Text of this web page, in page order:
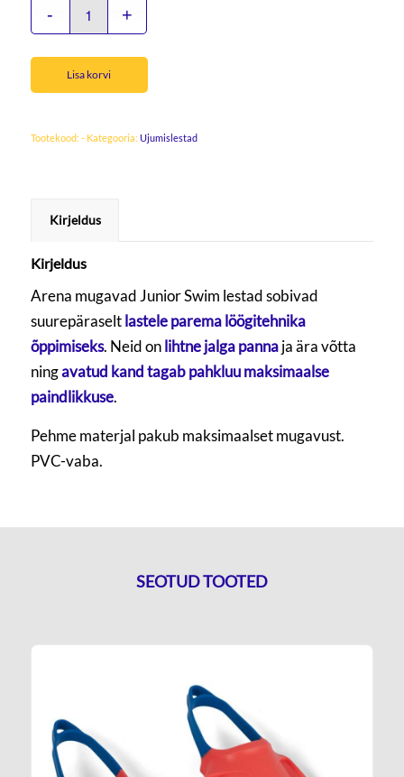
Lisa korvi
Tootekood: - Kategooria: Ujumislestad
Kirjeldus
Kirjeldus
Arena mugavad Junior Swim lestad sobivad
suurepäraseltlastele parema löögitehnika
õppimiseks. Neid onlihtne jalga pannaja ära võtta
ningavatud kand tagab pahkluu maksimaalse
paindlikkuse.
Pehme materjal pakub maksimaalset mugavust.
PVC-vaba.
SEOTUD TOOTED